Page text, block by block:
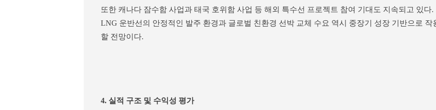
또한 캐나다 잠수함 사업과 태국 호위함 사업 등 해외 특수선 프로젝트 참여 기대도 지속되고 있다.
LNG 운반선의 안정적인 발주 환경과 글로벌 친환경 선박 교체 수요 역시 중장기 성장 기반으로 작
할 전망이다.
4. 실적 구조 및 수익성 평가